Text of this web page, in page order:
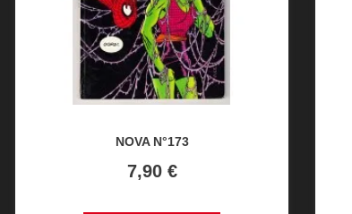
NOVA N°173
Prix
7,90 €